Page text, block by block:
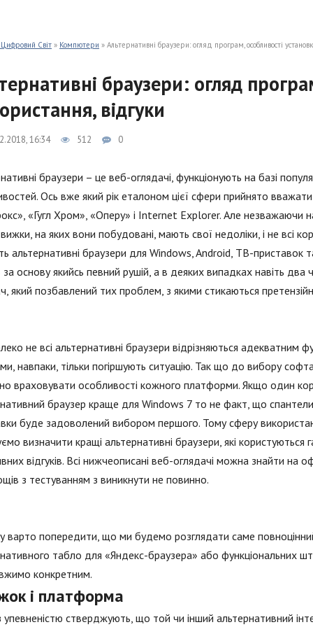
Світ » Компютери » Альтернативні браузери: огляд програм, особливості
браузери: огляд
відгуки
16:34 512 0
браузери – це веб-оглядачі, функціонують на базі
Ось вже який рік еталоном цієї сфери прийнято
«Гугл Хром», «Оперу» і Internet Explorer. Але незважаючи
на яких вони побудовані, мають свої недоліки, і не всі
альтернативні браузери для Windows, Android, ТВ-
за основу якийсь певний рушій, а в деяких випадках навіть два
який позбавлений тих проблем, з якими стикаються
не всі альтернативні браузери відрізняються адекватним
навпаки, тільки погіршують ситуацію. Так що до вибору
враховувати особливості кожного платформи. Якщо один
браузер краще для Windows 7 то не факт, що
буде задоволений вибором першого. Тому сферу
визначити кращі альтернативні браузери, які користуються
відгуків. Всі нижчеописані веб-оглядачі можна знайти на
з тестуванням з виникнути не повинно.
варто попередити, що ми будемо розглядати саме
табло для «Яндекс-браузера» або функціональних
конкретним.
і платформа
упевненістю стверджують, що той чи інший альтернативний